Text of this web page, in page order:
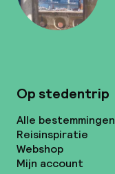
Op stedentrip
Alle bestemmingen
Reisinspiratie
Webshop
Mijn account